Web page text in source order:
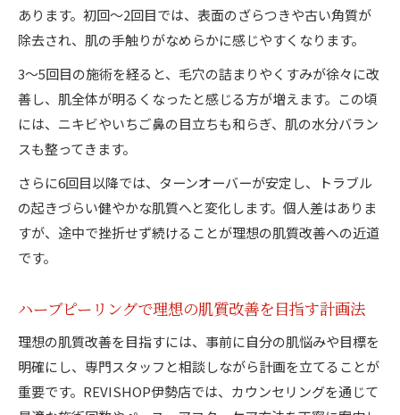
あります。初回～2回目では、表面のざらつきや古い角質が
除去され、肌の手触りがなめらかに感じやすくなります。
3～5回目の施術を経ると、毛穴の詰まりやくすみが徐々に改
善し、肌全体が明るくなったと感じる方が増えます。この頃
には、ニキビやいちご鼻の目立ちも和らぎ、肌の水分バラン
スも整ってきます。
さらに6回目以降では、ターンオーバーが安定し、トラブル
の起きづらい健やかな肌質へと変化します。個人差はありま
すが、途中で挫折せず続けることが理想の肌質改善への近道
です。
ハーブピーリングで理想の肌質改善を目指す計画法
理想の肌質改善を目指すには、事前に自分の肌悩みや目標を
明確にし、専門スタッフと相談しながら計画を立てることが
重要です。REVISHOP伊勢店では、カウンセリングを通じて